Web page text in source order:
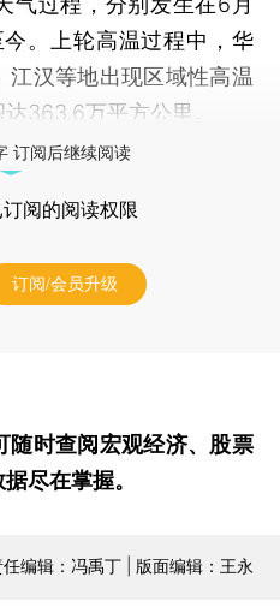
。上轮高温过程中，华
汉等地出现区域性高温
363.6万平方公里。
订阅后继续阅读
阅的阅读权限
订阅/会员升级
随时查阅宏观经济、股票
尽在掌握。
任编辑：冯禹丁 | 版面编辑：王永